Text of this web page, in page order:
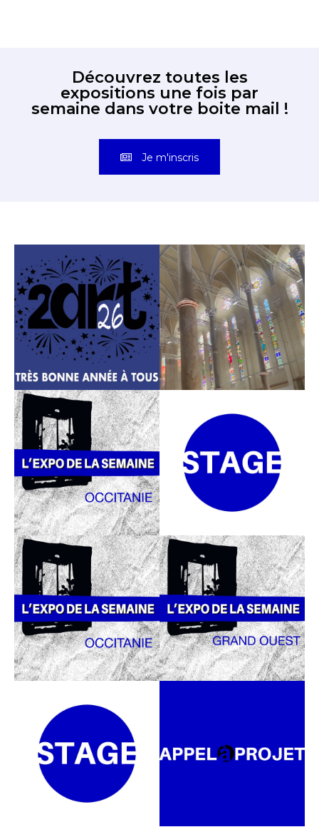
Découvrez toutes les
expositions une fois par
semaine dans votre boite mail !
Je m'inscris